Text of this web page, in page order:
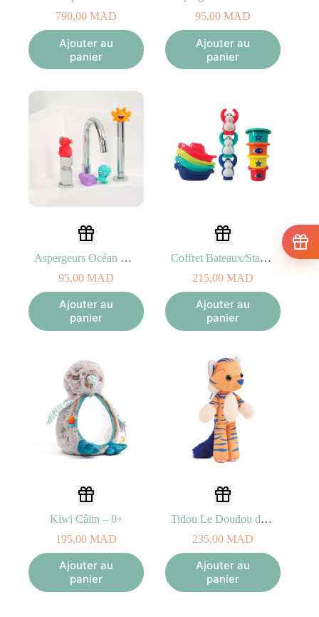
790,00 MAD
Ajouter au
panier
95,00 MAD
Ajouter au
panier
Aspergeurs Océan Bain – Ludi
95,00 MAD
Ajouter au
panier
Coffret Bateaux/Stackers – Ludi
215,00 MAD
Ajouter au
panier
Kiwi Câlin – 0+
195,00 MAD
Ajouter au
panier
Tidou Le Doudou de mes Rêves – 0M+
235,00 MAD
Ajouter au
panier